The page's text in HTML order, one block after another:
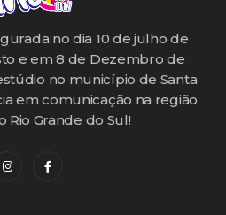
no dia 10 de julho de
e em 8 de Dezembro de
no município de Santa
em comunicação na região
Rio Grande do Sul!